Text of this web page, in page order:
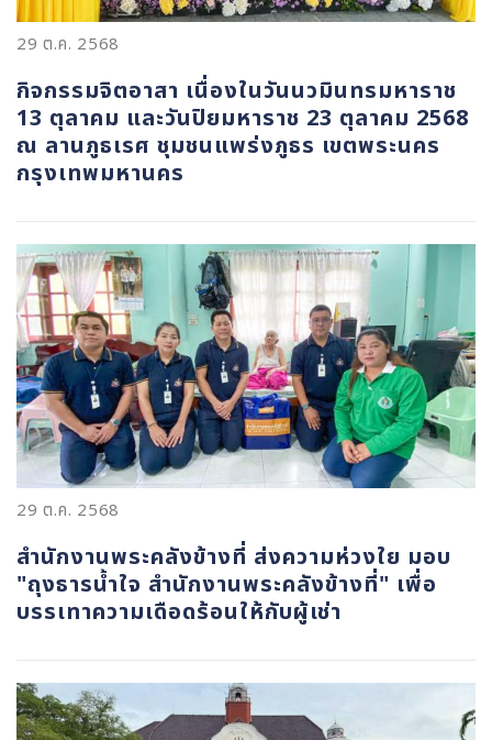
29 ต.ค. 2568
กิจกรรมจิตอาสา เนื่องในวันนวมินทรมหาราช
13 ตุลาคม และวันปิยมหาราช 23 ตุลาคม 2568
ณ ลานภูธเรศ ชุมชนแพร่งภูธร เขตพระนคร
กรุงเทพมหานคร
29 ต.ค. 2568
สำนักงานพระคลังข้างที่ ส่งความห่วงใย มอบ
"ถุงธารน้ำใจ สำนักงานพระคลังข้างที่" เพื่อ
บรรเทาความเดือดร้อนให้กับผู้เช่า